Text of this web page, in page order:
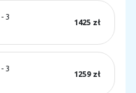
- 3
1425 zł
- 3
1259 zł